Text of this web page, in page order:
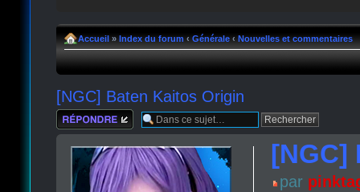
Accueil » Index du forum ‹ Générale ‹ Nouvelles et commentaires
[NGC] Baten Kaitos Origin
Répondre
[NGC]
par